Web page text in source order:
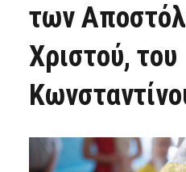
των
Χριστού, του